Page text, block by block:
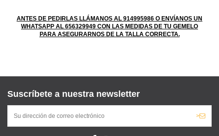
ANTES DE PEDIRLAS LLÁMANOS AL 914995986 O ENVÍANOS UN
WHATSAPP AL 656329949 CON LAS MEDIDAS DE TU GEMELO
PARA ASEGURARNOS DE LA TALLA CORRECTA.
Suscríbete a nuestra newsletter
>